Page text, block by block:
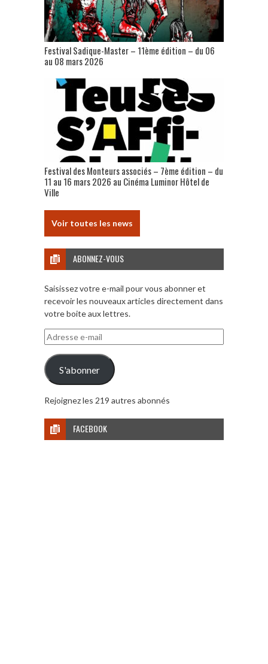
Festival Sadique-Master – 11ème édition – du 06
au 08 mars 2026
Festival des Monteurs associés – 7ème édition – du
11 au 16 mars 2026 au Cinéma Luminor Hôtel de
Ville
Voir toutes les news
ABONNEZ-VOUS
Saisissez votre e-mail pour vous abonner et
recevoir les nouveaux articles directement dans
votre boite aux lettres.
Adresse
e-
mail
S'abonner
Rejoignez les 219 autres abonnés
FACEBOOK